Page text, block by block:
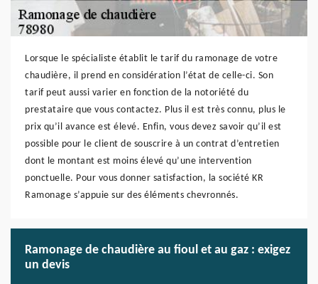
Lorsque le spécialiste établit le tarif du ramonage de votre
chaudière, il prend en considération l’état de celle-ci. Son
tarif peut aussi varier en fonction de la notoriété du
prestataire que vous contactez. Plus il est très connu, plus le
prix qu’il avance est élevé. Enfin, vous devez savoir qu’il est
possible pour le client de souscrire à un contrat d’entretien
dont le montant est moins élevé qu’une intervention
ponctuelle. Pour vous donner satisfaction, la société KR
Ramonage s’appuie sur des éléments chevronnés.
Ramonage de chaudière au fioul et au gaz : exigez
un devis